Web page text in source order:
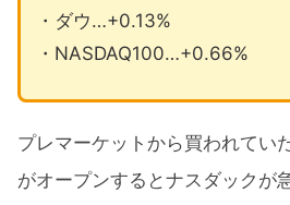
・ダウ…+0.13%
・NASDAQ100…+0.66%
プレマーケットから買われてい
がオープンするとナスダックが